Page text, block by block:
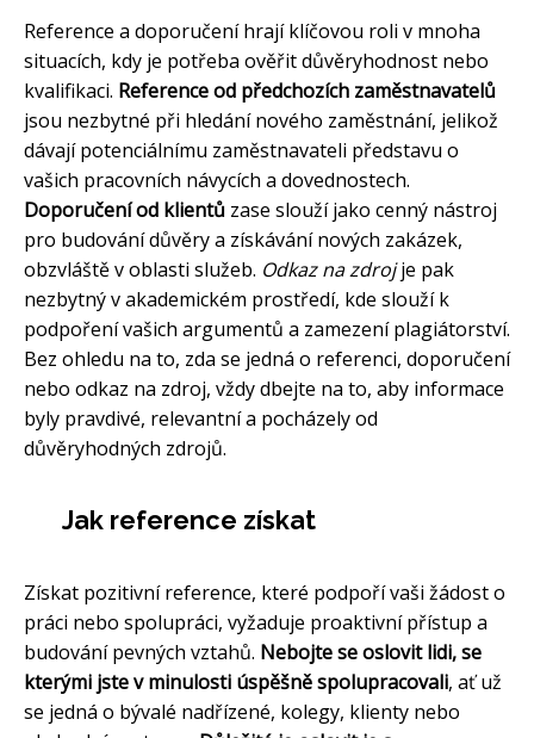
Reference a doporučení hrají klíčovou roli v mnoha
situacích, kdy je potřeba ověřit důvěryhodnost nebo
kvalifikaci. Reference od předchozích zaměstnavatelů
jsou nezbytné při hledání nového zaměstnání, jelikož
dávají potenciálnímu zaměstnavateli představu o
vašich pracovních návycích a dovednostech.
Doporučení od klientů zase slouží jako cenný nástroj
pro budování důvěry a získávání nových zakázek,
obzvláště v oblasti služeb. Odkaz na zdrojje pak
nezbytný v akademickém prostředí, kde slouží k
podpoření vašich argumentů a zamezení plagiátorství.
Bez ohledu na to, zda se jedná o referenci, doporučení
nebo odkaz na zdroj, vždy dbejte na to, aby informace
byly pravdivé, relevantní a pocházely od
důvěryhodných zdrojů.
Jak reference získat
Získat pozitivní reference, které podpoří vaši žádost o
práci nebo spolupráci, vyžaduje proaktivní přístup a
budování pevných vztahů. Nebojte se oslovit lidi, se
kterými jste v minulosti úspěšně spolupracovali, ať už
se jedná o bývalé nadřízené, kolegy, klienty nebo